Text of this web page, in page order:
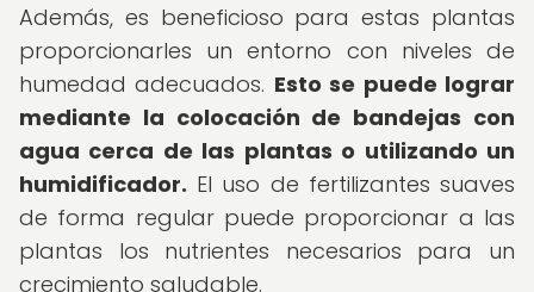
Además, es beneficioso para estas plantas
proporcionarles un entorno con niveles de
humedad adecuados. Esto se puede lograr
mediante la colocación de bandejas con
agua cerca de las plantas o utilizando un
humidificador. El uso de fertilizantes suaves
de forma regular puede proporcionar a las
plantas los nutrientes necesarios para un
crecimiento saludable.